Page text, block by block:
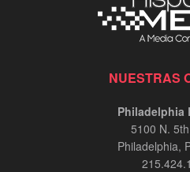
NUESTRAS
Philadelphia
5100 N.
Philadelphia,